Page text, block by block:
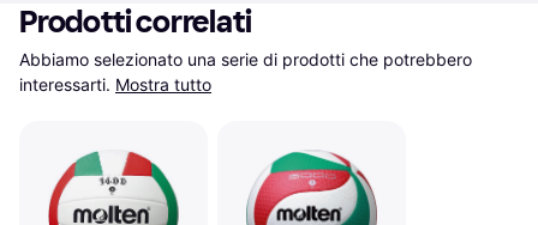
Prodotti correlati
Abbiamo selezionato una serie di prodotti che potrebbero
interessarti. Mostra tutto